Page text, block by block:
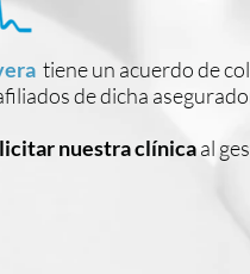
tiene un acuerdo de
de dicha
nuestra clínicaal